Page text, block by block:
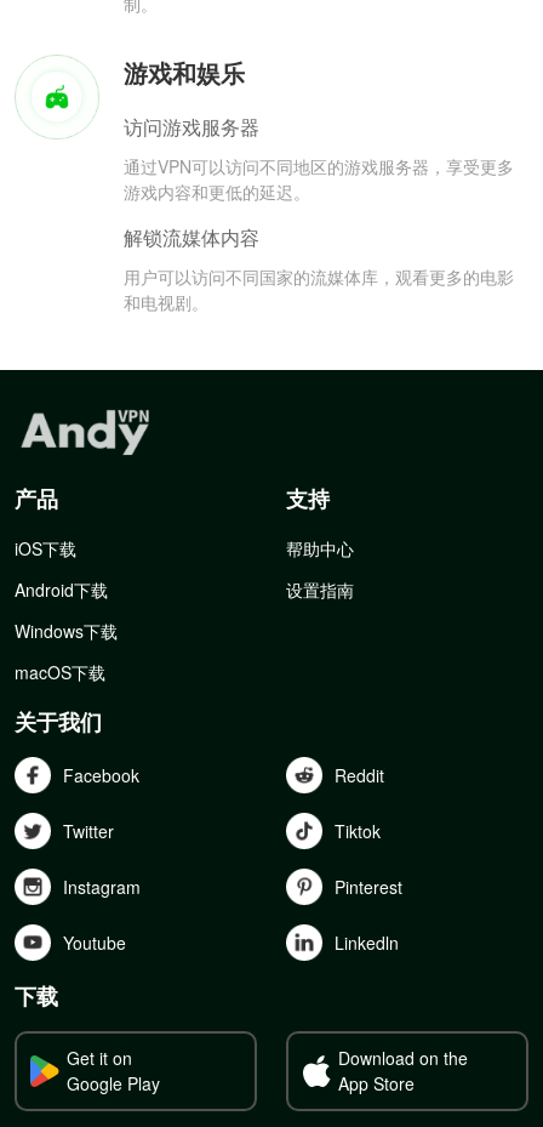
游戏和娱乐
访问游戏服务器
通过VPN可以访问不同地区的游戏服务器，享受更多
游戏内容和更低的延迟。
解锁流媒体内容
用户可以访问不同国家的流媒体库，观看更多的电影
和电视剧。
产品
iOS下载
Android下载
Windows下载
macOS下载
支持
帮助中心
设置指南
关于我们
Facebook Reddit
Twitter Tiktok
Instagram Pinterest
Youtube Linkedln
下载
Get it on
Google Play
Download on the
App Store